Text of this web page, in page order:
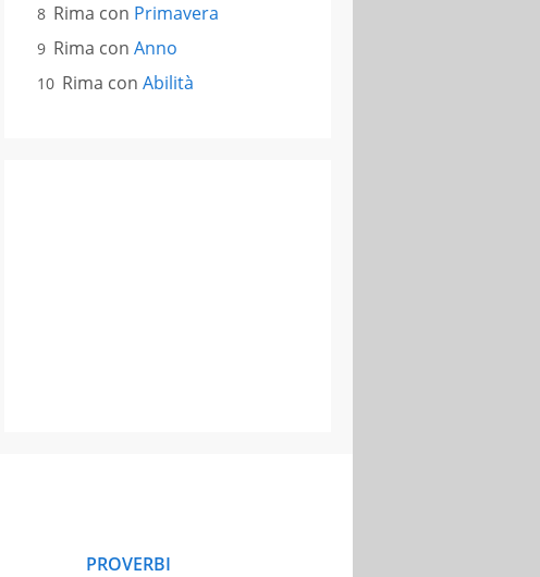
Rima con Primavera
Rima con Anno
Rima con Abilità
PROVERBI